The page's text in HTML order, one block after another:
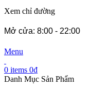
Xem chỉ đường
Mở cửa: 8:00 - 22:00
Menu
0 items 0₫
Danh Mục Sản Phẩm